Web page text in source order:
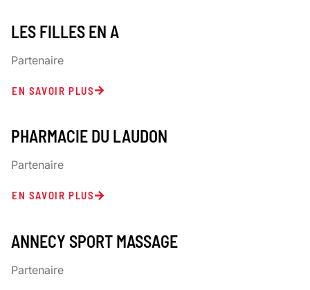
LES FILLES EN A
Partenaire
EN SAVOIR PLUS
PHARMACIE DU LAUDON
Partenaire
EN SAVOIR PLUS
ANNECY SPORT MASSAGE
Partenaire